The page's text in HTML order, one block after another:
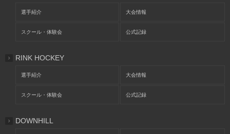
選手紹介 大会情報
スクール・体験会 公式記録
RINK HOCKEY
選手紹介 大会情報
スクール・体験会 公式記録
DOWNHILL